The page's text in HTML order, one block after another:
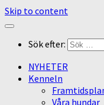
Skip to content
Sök efter:
NYHETER
Kenneln
Våra hundar